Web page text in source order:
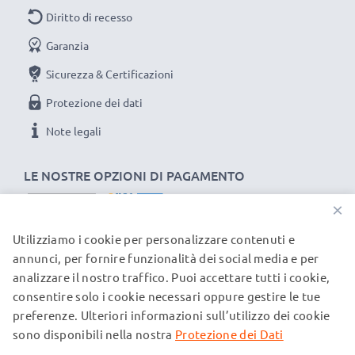
scarti superflui.
Scegli CELLONIC, scegli la lunga durata e l'efficienza,
non fare compromessi sulla qualità: ordina ora!
LE NOSTRE OPZIONI DI PAGAMENTO
Diritto di recesso
Garanzia
Sicurezza & Certificazioni
Protezione dei dati
Note legali
I NOSTRI PARTNER DI SPEDIZIONE
© subtel.ch 2026
Tutti i prezzi sono comprensivi di IVA e al netto dei costi di
spedizione. Si prega di notare che tutti i marchi citati sono
×
Utilizziamo i cookie per personalizzare contenuti e
annunci, per fornire funzionalità dei social media e per
analizzare il nostro traffico. Puoi accettare tutti i cookie,
consentire solo i cookie necessari oppure gestire le tue
preferenze. Ulteriori informazioni sull’utilizzo dei cookie
sono disponibili nella nostra Protezione dei Dati